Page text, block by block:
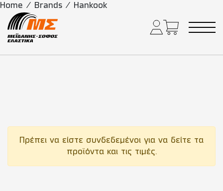
Main Navigation
Home / Brands / Hankook
Πρέπει να είστε συνδεδεμένοι για να δείτε τα
προϊόντα και τις τιμές.